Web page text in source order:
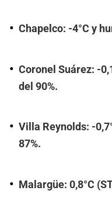
Chapelco: -4°C y
Coronel Suárez: -
del 90%.
Villa Reynolds: -
87%.
Malargüe: 0,8°C